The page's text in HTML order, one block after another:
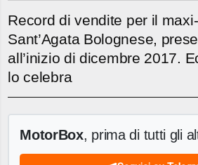
Record di vendite per il
Sant’Agata Bolognese,
all’inizio di dicembre 2017.
lo celebra
MotorBox, prima di tutti gli